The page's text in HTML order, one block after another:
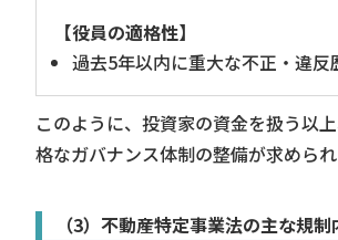
【役員の適格性】
過去5年以内に重大な不正・違反
このように、投資家の資金を扱う以
格なガバナンス体制の整備が求められ
（3）不動産特定事業法の主な規制